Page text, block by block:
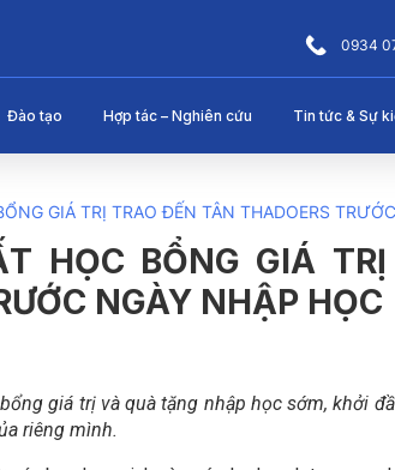
0934
Đào tạo Hợp tác – Nghiên cứu Tin tức & Sự
GIÁ TRỊ TRAO ĐẾN TÂN THADOERS
HỌC BỔNG GIÁ TRỊ
NGÀY NHẬP HỌC
giá trị và quà tặng nhập học sớm, khởi
riêng mình.